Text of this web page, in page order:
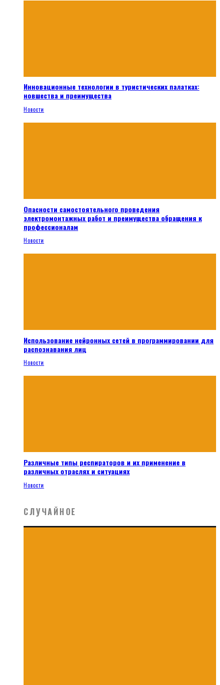
Инновационные технологии в туристических палатках:
новшества и преимущества
Новости
Опасности самостоятельного проведения
электромонтажных работ и преимущества обращения к
профессионалам
Новости
Использование нейронных сетей в программировании для
распознавания лиц
Новости
Различные типы респираторов и их применение в
различных отраслях и ситуациях
Новости
СЛУЧАЙНОЕ